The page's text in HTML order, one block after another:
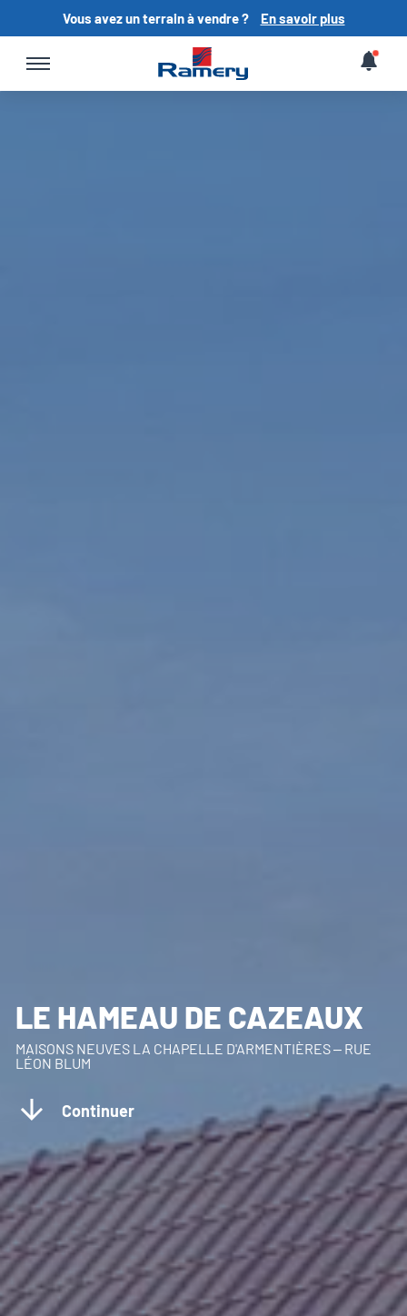
Vous avez un terrain à vendre ? En savoir plus
LE HAMEAU DE CAZEAUX
MAISONS NEUVES LA CHAPELLE D'ARMENTIÈRES – RUE
LÉON BLUM
Continuer